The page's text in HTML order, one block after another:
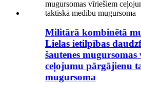
Militārā kombinētā
Lielas ietilpības
šautenes mugursomas
ceļojumu pārgājienu
mugursoma